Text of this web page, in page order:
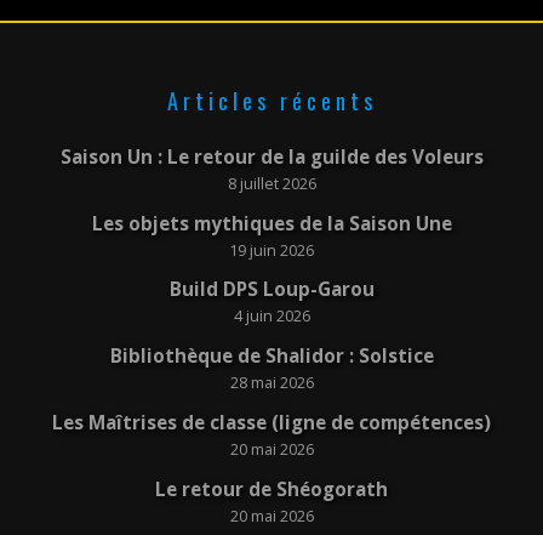
Articles récents
Saison Un : Le retour de la guilde des Voleurs
8 juillet 2026
Les objets mythiques de la Saison Une
19 juin 2026
Build DPS Loup-Garou
4 juin 2026
Bibliothèque de Shalidor : Solstice
28 mai 2026
Les Maîtrises de classe (ligne de compétences)
20 mai 2026
Le retour de Shéogorath
20 mai 2026